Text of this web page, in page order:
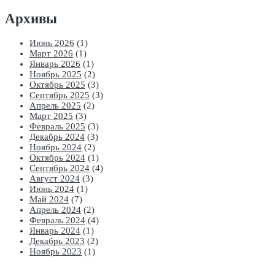
Архивы
Июнь 2026 (1)
Март 2026 (1)
Январь 2026 (1)
Ноябрь 2025 (2)
Октябрь 2025 (3)
Сентябрь 2025 (3)
Апрель 2025 (2)
Март 2025 (3)
Февраль 2025 (3)
Декабрь 2024 (3)
Ноябрь 2024 (2)
Октябрь 2024 (1)
Сентябрь 2024 (4)
Август 2024 (3)
Июнь 2024 (1)
Май 2024 (7)
Апрель 2024 (2)
Февраль 2024 (4)
Январь 2024 (1)
Декабрь 2023 (2)
Ноябрь 2023 (1)